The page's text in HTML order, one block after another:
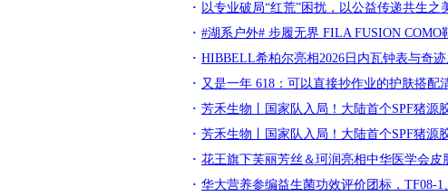
以专业破局“红荒”困扰，以公益传递共生
#湖系户外# 步履无界 FILA FUSION
HIBBELL希柏尔亮相2026日内瓦钟表与奇
又是一年 618：可以直接抄作业的护肤搭配
芳禾生物丨国家队入局！大陆首个SPF猪源
芳禾生物丨国家队入局！大陆首个SPF猪源
花王旗下芙丽芳丝＆珂润亮相中华医学会
华大营养参编益生菌功效评价团标，TF08-